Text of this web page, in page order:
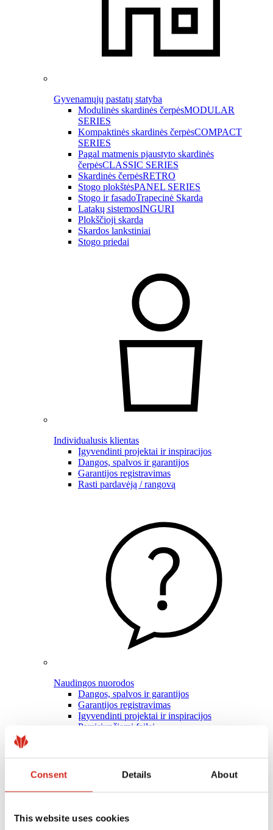
Consent Details About
This website uses cookies
Gyvenamųjų pastatų statyba
Modulinės skardinės čerpėsMODULAR
SERIES
Kompaktinės skardinės čerpėsCOMPACT
SERIES
Pagal matmenis pjaustyto skardinės
čerpėsCLASSIC SERIES
Skardinės čerpėsRETRO
Stogo plokštėsPANEL SERIES
Stogo ir fasadoTrapecinė Skarda
Latakų sistemosINGURI
Plokščioji skarda
Skardos lankstiniai
Stogo priedai
Individualusis klientas
Įgyvendinti projektai ir inspiracijos
Dangos, spalvos ir garantijos
Garantijos registravimas
Rasti pardavėją / rangovą
Naudingos nuorodos
Dangos, spalvos ir garantijos
Garantijos registravimas
Įgyvendinti projektai ir inspiracijos
Parsisiunčiami failai
Profesionalams